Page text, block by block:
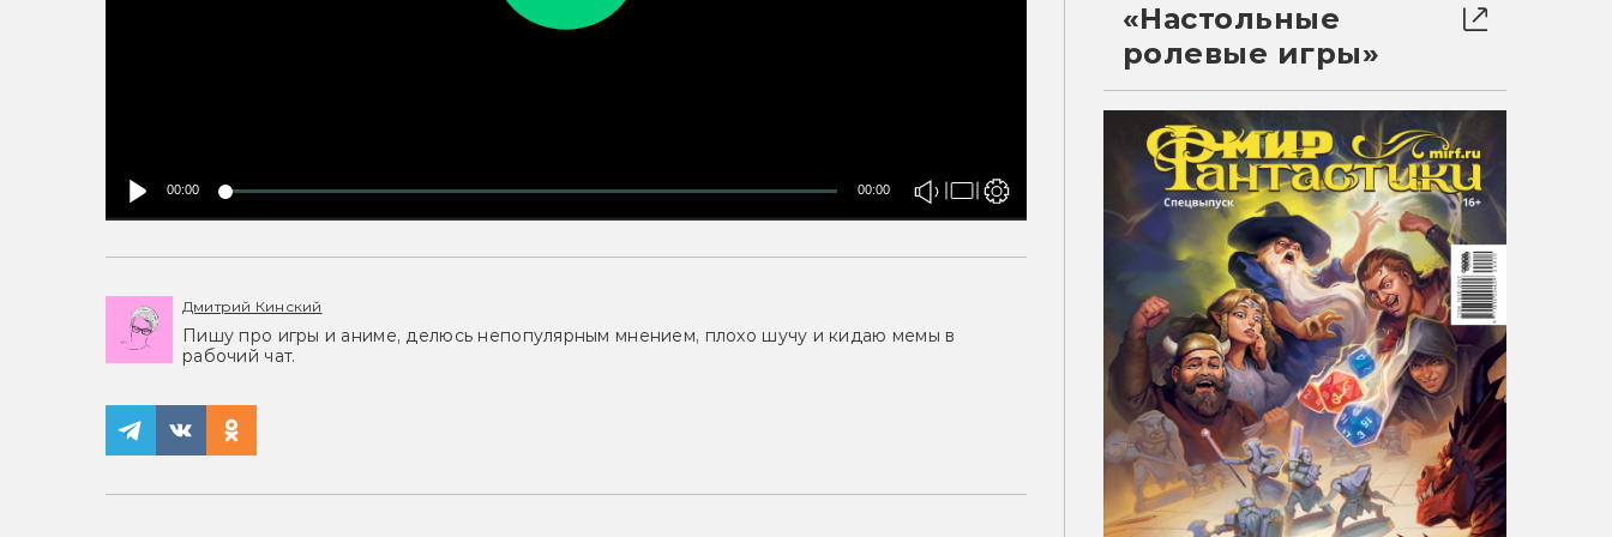
00:00 00:00
Дмитрий Кинский
Пишу про игры и аниме, делюсь непопулярным мнением, плохо шучу и кидаю мемы в
рабочий чат.
«Настольные
ролевые игры»